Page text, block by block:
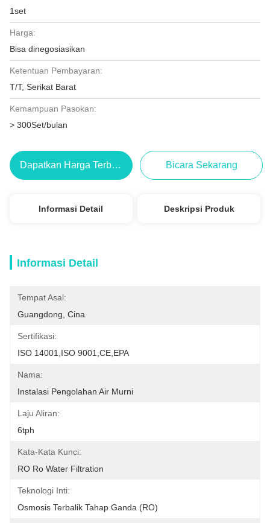
1set
Harga:
Bisa dinegosiasikan
Ketentuan Pembayaran:
T/T, Serikat Barat
Kemampuan Pasokan:
> 300Set/bulan
Dapatkan Harga Terbaik Bicara Sekarang
Informasi Detail Deskripsi Produk
Informasi Detail
Tempat Asal:
Guangdong, Cina
Sertifikasi:
ISO 14001,ISO 9001,CE,EPA
Nama:
Instalasi Pengolahan Air Murni
Laju Aliran:
6tph
Kata-Kata Kunci:
RO Ro Water Filtration
Teknologi Inti:
Osmosis Terbalik Tahap Ganda (RO)